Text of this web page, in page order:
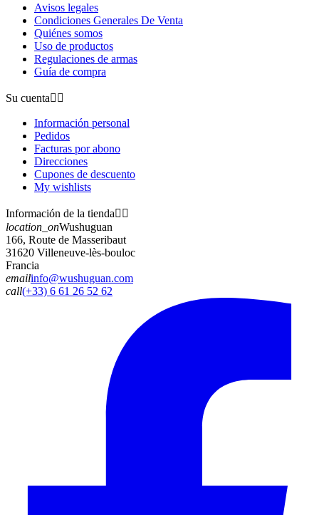
Avisos legales
Condiciones Generales De Venta
Quiénes somos
Uso de productos
Regulaciones de armas
Guía de compra
Su cuenta 
Información personal
Pedidos
Facturas por abono
Direcciones
Cupones de descuento
My wishlists
Información de la tienda 
location_onWushuguan
166, Route de Masseribaut
31620 Villeneuve-lès-bouloc
Francia
emailinfo@wushuguan.com
call(+33) 6 61 26 52 62